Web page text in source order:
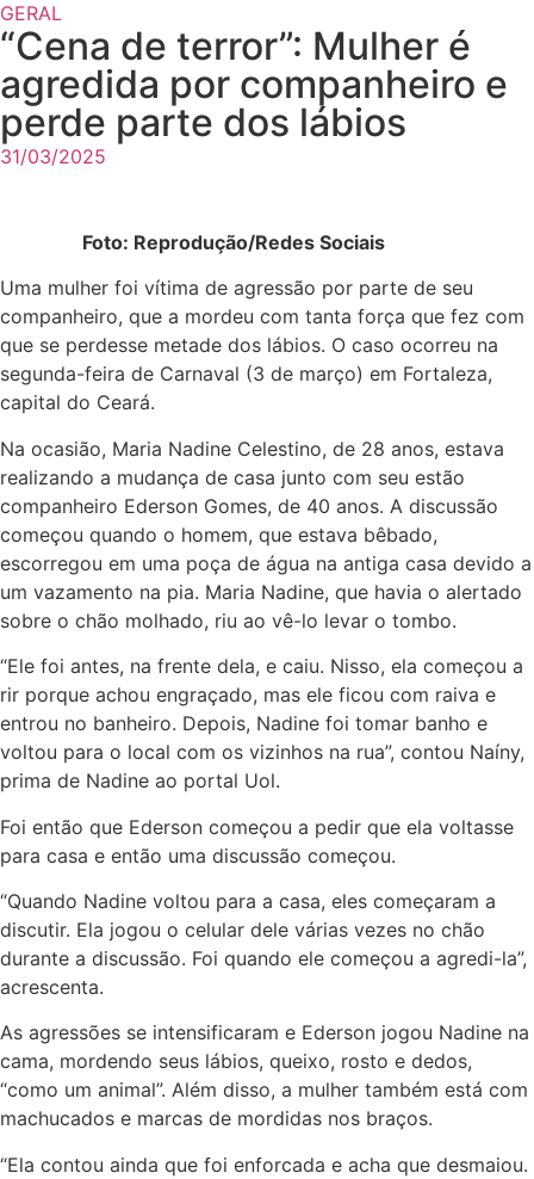
GERAL
“Cena de terror”: Mulher é
agredida por companheiro e
perde parte dos lábios
31/03/2025
Foto: Reprodução/Redes Sociais
Uma mulher foi vítima de agressão por parte de seu
companheiro, que a mordeu com tanta força que fez com
que se perdesse metade dos lábios. O caso ocorreu na
segunda-feira de Carnaval (3 de março) em Fortaleza,
capital do Ceará.
Na ocasião, Maria Nadine Celestino, de 28 anos, estava
realizando a mudança de casa junto com seu estão
companheiro Ederson Gomes, de 40 anos. A discussão
começou quando o homem, que estava bêbado,
escorregou em uma poça de água na antiga casa devido a
um vazamento na pia. Maria Nadine, que havia o alertado
sobre o chão molhado, riu ao vê-lo levar o tombo.
“Ele foi antes, na frente dela, e caiu. Nisso, ela começou a
rir porque achou engraçado, mas ele ficou com raiva e
entrou no banheiro. Depois, Nadine foi tomar banho e
voltou para o local com os vizinhos na rua”, contou Naíny,
prima de Nadine ao portal Uol.
Foi então que Ederson começou a pedir que ela voltasse
para casa e então uma discussão começou.
“Quando Nadine voltou para a casa, eles começaram a
discutir. Ela jogou o celular dele várias vezes no chão
durante a discussão. Foi quando ele começou a agredi-la”,
acrescenta.
As agressões se intensificaram e Ederson jogou Nadine na
cama, mordendo seus lábios, queixo, rosto e dedos,
“como um animal”. Além disso, a mulher também está com
machucados e marcas de mordidas nos braços.
“Ela contou ainda que foi enforcada e acha que desmaiou.